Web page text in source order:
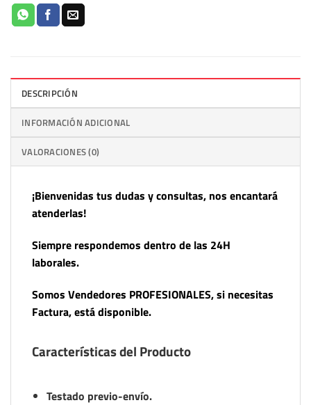
DESCRIPCIÓN
INFORMACIÓN ADICIONAL
VALORACIONES (0)
¡Bienvenidas tus dudas y consultas, nos encantará
atenderlas!
Siempre respondemos dentro de las 24H
laborales.
Somos Vendedores PROFESIONALES, si necesitas
Factura, está disponible.
Características del Producto
Testado previo-envío.